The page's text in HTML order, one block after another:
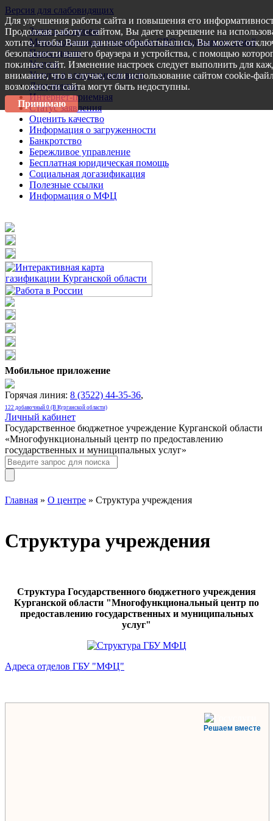
Версия для слабовидящих
Запись на прием
Меры поддержки участникам СВО и членам их семей
Пресс-центр
Услуги
Услуги в электронном виде
Документы
Интернет-приемная
Статус заявления
Оценить качество
Информация о загруженности
Банкротство
Бережливое управление
Бесплатная юридическая помощь
Социальная догазификация
Полезные ссылки
Информация о МФЦ
Мобильное приложение
Горячая линия: 8 (3522) 44-35-36,
122 добавочный 0 (В Курганской области)
Личный кабинет
Государственное бюджетное учреждение Курганской области
«Многофункциональный центр по предоставлению
государственных и муниципальных услуг»
Главная » О центре » Структура учреждения
Структура учреждения
Структура Государственного бюджетного учреждения
Курганской области "Многофункциональный центр по
предоставлению государственных и муниципальных
услуг"
Адреса отделов ГБУ "МФЦ"
Решаем вместе
Для улучшения работы сайта и повышения его
Продолжая работу с сайтом, Вы даете разрешение на
хотите, чтобы Ваши данные обрабатывались, Вы можете
безопасности вашего браузера и устройства, с помощью
покиньте сайт. Изменение настроек следует выполнить для
внимание, что в случае, если использование сайтом cookie-
возможности сайта могут быть недоступны.
Принимаю